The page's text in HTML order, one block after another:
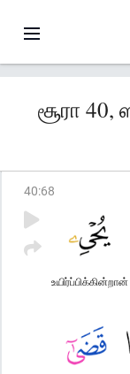
சூரா
40:68
உயிர்ப்பிக்கின்றான்